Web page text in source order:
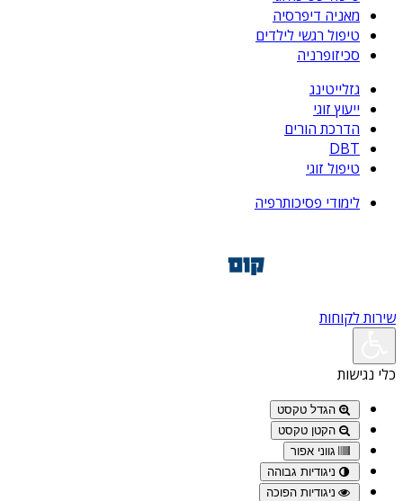
מאניה דיפרסיה
טיפול רגשי לילדים
סכיזופרניה
גזלייטינג
ייעוץ זוגי
הדרכת הורים
DBT
טיפול זוגי
לימודי פסיכותרפיה
שירות לקוחות
כלי נגישות
הגדל טקסט
הקטן טקסט
גווני אפור
ניגודיות גבוהה
ניגודיות הפוכה